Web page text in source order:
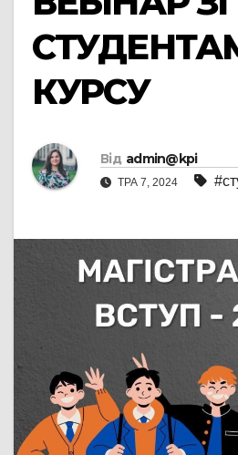
КУРСУ
Від admin@kpi
ТРА 7, 2024